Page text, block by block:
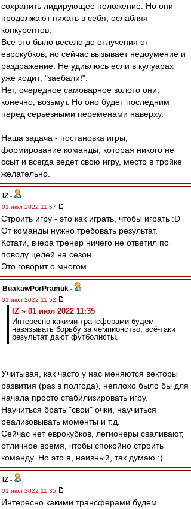
сохранить лидирующее положение. Но они
продолжают пихать в себя, ослабляя
конкурентов.
Все это было весело до отлучения от
еврокубков, но сейчас вызывает недоумение и
раздражение. Не удивлюсь если в кулуарах
уже ходит: "заебали!".
Нет, очередное самоварное золото они,
конечно, возьмут. Но оно будет последним
перед серьезными переменами наверху.
Наша задача - постановка игры,
формирование команды, которая никого не
ссыт и всегда ведет свою игру, место в тройке
желательно.
IZ -
01 июл 2022 11:57
Строить игру - это как играть, чтобы играть :D
От команды нужно требовать результат.
Кстати, вчера тренер ничего не ответил по
поводу целей на сезон.
Это говорит о многом...
BuakawPorPramuk -
01 июл 2022 11:52
IZ » 01 июл 2022 11:35
Интересно какими трансферами будем
навязывать борьбу за чемпионство, всё-таки
результат дают футболисты.
Учитывая, как часто у нас меняются векторы
развития (раз в полгода), неплохо было бы для
начала просто стабилизировать игру.
Научиться брать "свои" очки, научиться
реализовывать моменты и т.д.
Сейчас нет еврокубков, легионеры сваливают,
отличное время, чтобы спокойно строить
команду. Но это я, наивный, так думаю :)
IZ -
01 июл 2022 11:35
Интересно какими трансферами будем